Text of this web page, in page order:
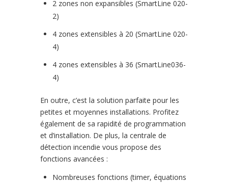
2 zones non expansibles (SmartLine 020-
2)
4 zones extensibles à 20 (SmartLine 020-
4)
4 zones extensibles à 36 (SmartLine036-
4)
En outre, c’est la solution parfaite pour les
petites et moyennes installations. Profitez
également de sa rapidité de programmation
et d’installation. De plus, la centrale de
détection incendie vous propose des
fonctions avancées :
Nombreuses fonctions (timer, équations